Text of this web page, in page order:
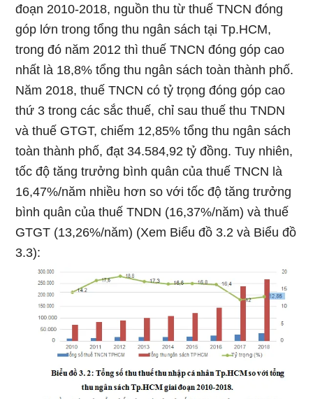
đoạn 2010-2018, nguồn thu từ thuế TNCN đóng
góp lớn trong tổng thu ngân sách tại Tp.HCM,
trong đó năm 2012 thì thuế TNCN đóng góp cao
nhất là 18,8% tổng thu ngân sách toàn thành phố.
Năm 2018, thuế TNCN có tỷ trọng đóng góp cao
thứ 3 trong các sắc thuế, chỉ sau thuế thu TNDN
và thuế GTGT, chiếm 12,85% tổng thu ngân sách
toàn thành phố, đạt 34.584,92 tỷ đồng. Tuy nhiên,
tốc độ tăng trưởng bình quân của thuế TNCN là
16,47%/năm nhiều hơn so với tốc độ tăng trưởng
bình quân của thuế TNDN (16,37%/năm) và thuế
GTGT (13,26%/năm) (Xem Biểu đồ 3.2 và Biểu đồ
3.3):